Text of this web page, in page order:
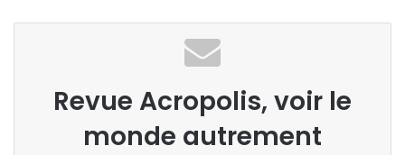
Revue Acropolis, voir le
monde autrement